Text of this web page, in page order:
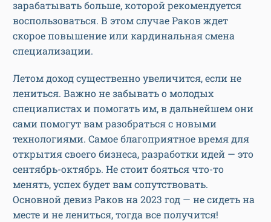
зарабатывать больше, которой рекомендуется
воспользоваться. В этом случае Раков ждет
скорое повышение или кардинальная смена
специализации.
Летом доход существенно увеличится, если не
лениться. Важно не забывать о молодых
специалистах и помогать им, в дальнейшем они
сами помогут вам разобраться с новыми
технологиями. Самое благоприятное время для
открытия своего бизнеса, разработки идей — это
сентябрь-октябрь. Не стоит бояться что-то
менять, успех будет вам сопутствовать.
Основной девиз Раков на 2023 год — не сидеть на
месте и не лениться, тогда все получится!